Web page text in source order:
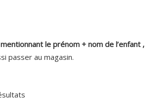
mentionnant le prénom + nom de l’enfant ,
passer au magasin.